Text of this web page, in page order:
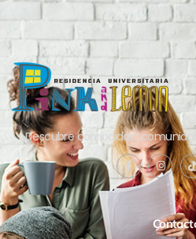
Descubre comodidad,